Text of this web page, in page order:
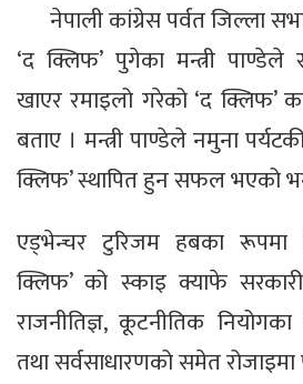
नेपाली कांग्रेस पर्वत जिल्ला
‘द क्लिफ’ पुगेका मन्त्री
खाएर रमाइलो गरेको ‘द क्लिफ’
बताए । मन्त्री पाण्डेले नमुना
क्लिफ’ स्थापित हुन सफल भएको
एड्भेन्चर टुरिजम हबका रूपमा
क्लिफ’ को स्काइ क्याफे सरकारी
राजनीतिज्ञ, कूटनीतिक
तथा सर्वसाधारणको समेत